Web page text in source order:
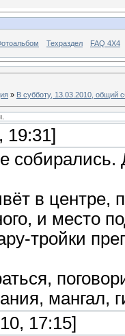
Техраздел FAQ 4X4
» В субботу, 13.03.2010, общий
19:31]
собирались.
в центре,
и место
тройки
мангал,
17:15]